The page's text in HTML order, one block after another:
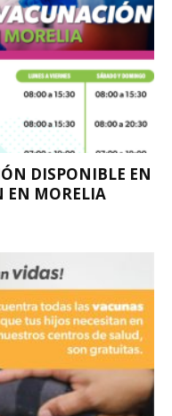
DISPONIBLE EN
EN MORELIA